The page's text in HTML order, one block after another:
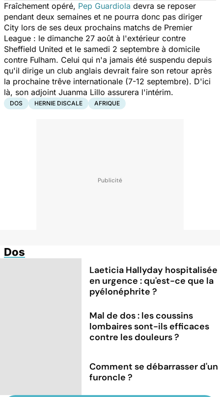
Fraîchement opéré, Pep Guardiola devra se reposer
pendant deux semaines et ne pourra donc pas diriger
City lors de ses deux prochains matchs de Premier
League : le dimanche 27 août à l'extérieur contre
Sheffield United et le samedi 2 septembre à domicile
contre Fulham. Celui qui n'a jamais été suspendu depuis
qu'il dirige un club anglais devrait faire son retour après
la prochaine trêve internationale (7-12 septembre). D'ici
là, son adjoint Juanma Lillo assurera l'intérim.
DOS HERNIE DISCALE AFRIQUE
Dos
Laeticia Hallyday hospitalisée
en urgence : qu'est-ce que la
pyélonéphrite ?
Mal de dos : les coussins
lombaires sont-ils efficaces
contre les douleurs ?
Comment se débarrasser d'un
furoncle ?